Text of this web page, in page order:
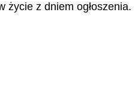
życie z dniem ogłoszenia.